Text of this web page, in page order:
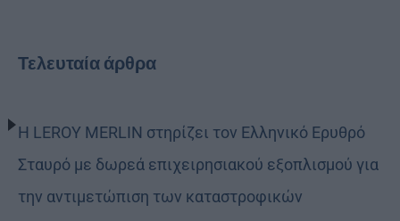
Τελευταία άρθρα
Η LEROY MERLIN στηρίζει τον Ελληνικό Ερυθρό
Σταυρό με δωρεά επιχειρησιακού εξοπλισμού για
την αντιμετώπιση των καταστροφικών